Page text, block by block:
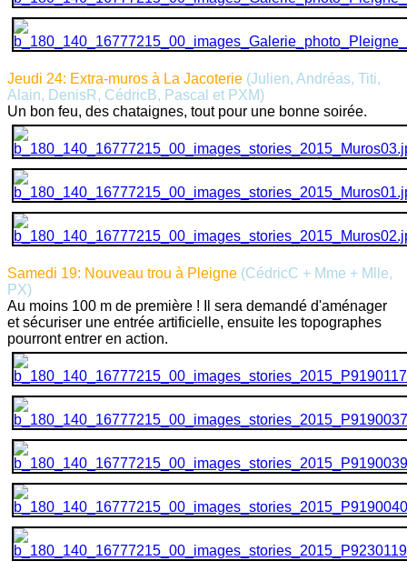
Jeudi 24: Extra-muros à La Jacoterie (Julien, Andréas, Titi,
Alain, DenisR, CédricB, Pascal et PXM)
Un bon feu, des chataignes, tout pour une bonne soirée.
Samedi 19: Nouveau trou à Pleigne (CédricC + Mme + Mlle,
PX)
Au moins 100 m de première ! Il sera demandé d'aménager
et sécuriser une entrée artificielle, ensuite les topographes
pourront entrer en action.